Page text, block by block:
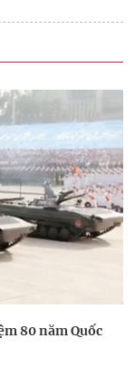
80 năm Quốc